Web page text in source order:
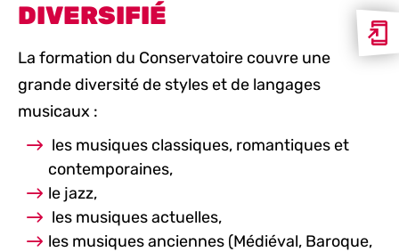
DIVERSIFIÉ
La formation du Conservatoire couvre une
grande diversité de styles et de langages
musicaux :
les musiques classiques, romantiques et
contemporaines,
le jazz,
les musiques actuelles,
les musiques anciennes (Médiéval, Baroque,